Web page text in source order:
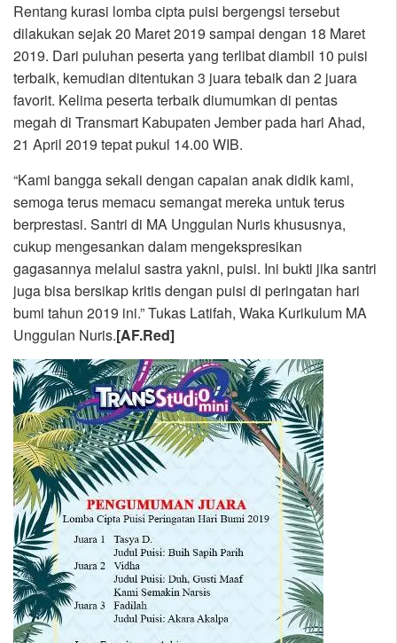
Rentang kurasi lomba cipta puisi bergengsi tersebut
dilakukan sejak 20 Maret 2019 sampai dengan 18 Maret
2019. Dari puluhan peserta yang terlibat diambil 10 puisi
terbaik, kemudian ditentukan 3 juara tebaik dan 2 juara
favorit. Kelima peserta terbaik diumumkan di pentas
megah di Transmart Kabupaten Jember pada hari Ahad,
21 April 2019 tepat pukul 14.00 WIB.
“Kami bangga sekali dengan capaian anak didik kami,
semoga terus memacu semangat mereka untuk terus
berprestasi. Santri di MA Unggulan Nuris khususnya,
cukup mengesankan dalam mengekspresikan
gagasannya melalui sastra yakni, puisi. Ini bukti jika santri
juga bisa bersikap kritis dengan puisi di peringatan hari
bumi tahun 2019 ini.” Tukas Latifah, Waka Kurikulum MA
Unggulan Nuris.[AF.Red]